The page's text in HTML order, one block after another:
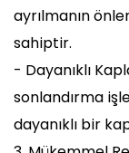
ayrılmanın
sahiptir.
- Dayanıklı
sonlandırma
dayanıklı bir